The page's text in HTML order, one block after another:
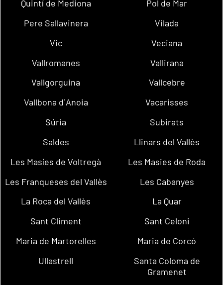
Quintí de Mediona
Pol de Mar
Pere Sallavinera
Vilada
Vic
Veciana
Vallromanes
Vallirana
Vallgorguina
Vallcebre
Vallbona d´Anoia
Vacarisses
Súria
Subirats
Saldes
Llinars del Vallès
Les Masíes de Voltregà
Les Masies de Roda
Les Franqueses del Vallès
Les Cabanyes
La Roca del Vallès
La Quar
Sant Climent
Sant Celoni
Maria de Martorelles
Maria de Corcó
Ullastrell
Santa Coloma de
Gramenet